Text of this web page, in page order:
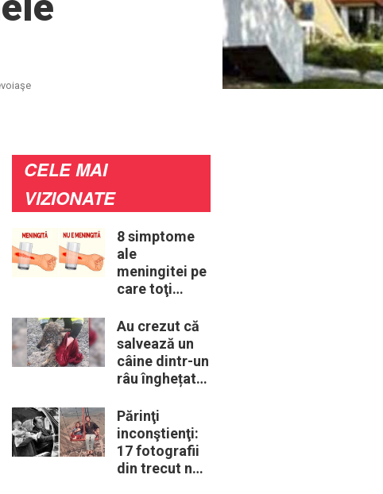
CELE MAI
VIZIONATE
8 simptome
ale
meningitei pe
care toţi
trebui să le
cunoască
Au crezut că
salvează un
câine dintr-un
râu înghețat:
descoperă că
de fapt era un
lup
Părinţi
inconştienţi:
17 fotografii
din trecut ne